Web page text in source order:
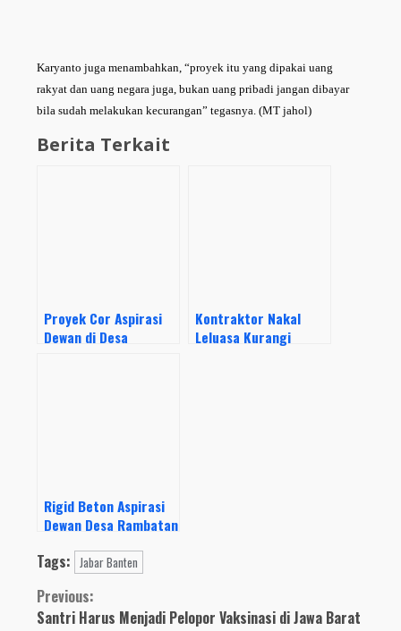
Karyanto juga menambahkan, “proyek itu yang dipakai uang
rakyat dan uang negara juga, bukan uang pribadi jangan dibayar
bila sudah melakukan kecurangan” tegasnya. (MT jahol)
Berita Terkait
Proyek Cor Aspirasi
Dewan di Desa
Kontraktor Nakal
Leluasa Kurangi
Rigid Beton Aspirasi
Dewan Desa Rambatan
Dimarkup
Tags: Jabar Banten
Continue
Previous:
Santri Harus Menjadi Pelopor Vaksinasi di Jawa Barat